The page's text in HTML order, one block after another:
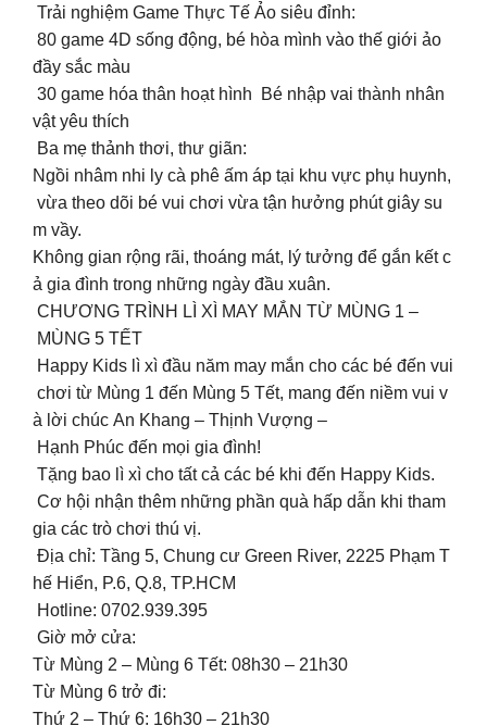
Trải nghiệm Game Thực Tế Ảo siêu đỉnh:
80 game 4D sống động, bé hòa mình vào thế giới ảo
đầy sắc màu
30 game hóa thân hoạt hình Bé nhập vai thành nhân
vật yêu thích ‍️
Ba mẹ thảnh thơi, thư giãn:
Ngồi nhâm nhi ly cà phê ấm áp tại khu vực phụ huynh,
vừa theo dõi bé vui chơi vừa tận hưởng phút giây su
m vầy.
Không gian rộng rãi, thoáng mát, lý tưởng để gắn kết c
ả gia đình trong những ngày đầu xuân. ‍‍‍
CHƯƠNG TRÌNH LÌ XÌ MAY MẮN TỪ MÙNG 1 –
MÙNG 5 TẾT
Happy Kids lì xì đầu năm may mắn cho các bé đến vui
chơi từ Mùng 1 đến Mùng 5 Tết, mang đến niềm vui v
à lời chúc An Khang – Thịnh Vượng –
Hạnh Phúc đến mọi gia đình!
Tặng bao lì xì cho tất cả các bé khi đến Happy Kids.
Cơ hội nhận thêm những phần quà hấp dẫn khi tham
gia các trò chơi thú vị.
Địa chỉ: Tầng 5, Chung cư Green River, 2225 Phạm T
hế Hiển, P.6, Q.8, TP.HCM
Hotline: 0702.939.395
Giờ mở cửa:
Từ Mùng 2 – Mùng 6 Tết: 08h30 – 21h30
Từ Mùng 6 trở đi:
Thứ 2 – Thứ 6: 16h30 – 21h30